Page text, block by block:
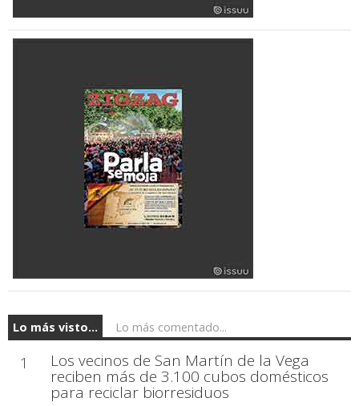
Lo más visto... Lo más comentado...
1 Los vecinos de San Martín de la Vega
reciben más de 3.100 cubos domésticos
para reciclar biorresiduos